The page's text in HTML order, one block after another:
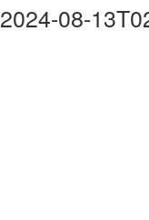
2024-08-